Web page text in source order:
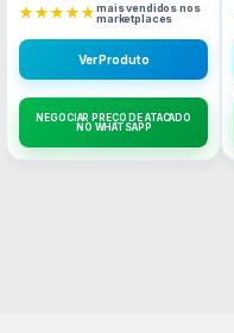
★★★★★mais vendidos nos
marketplaces
Ver Produto
NEGOCIAR PREÇO DE ATACADO
NO WHATSAPP